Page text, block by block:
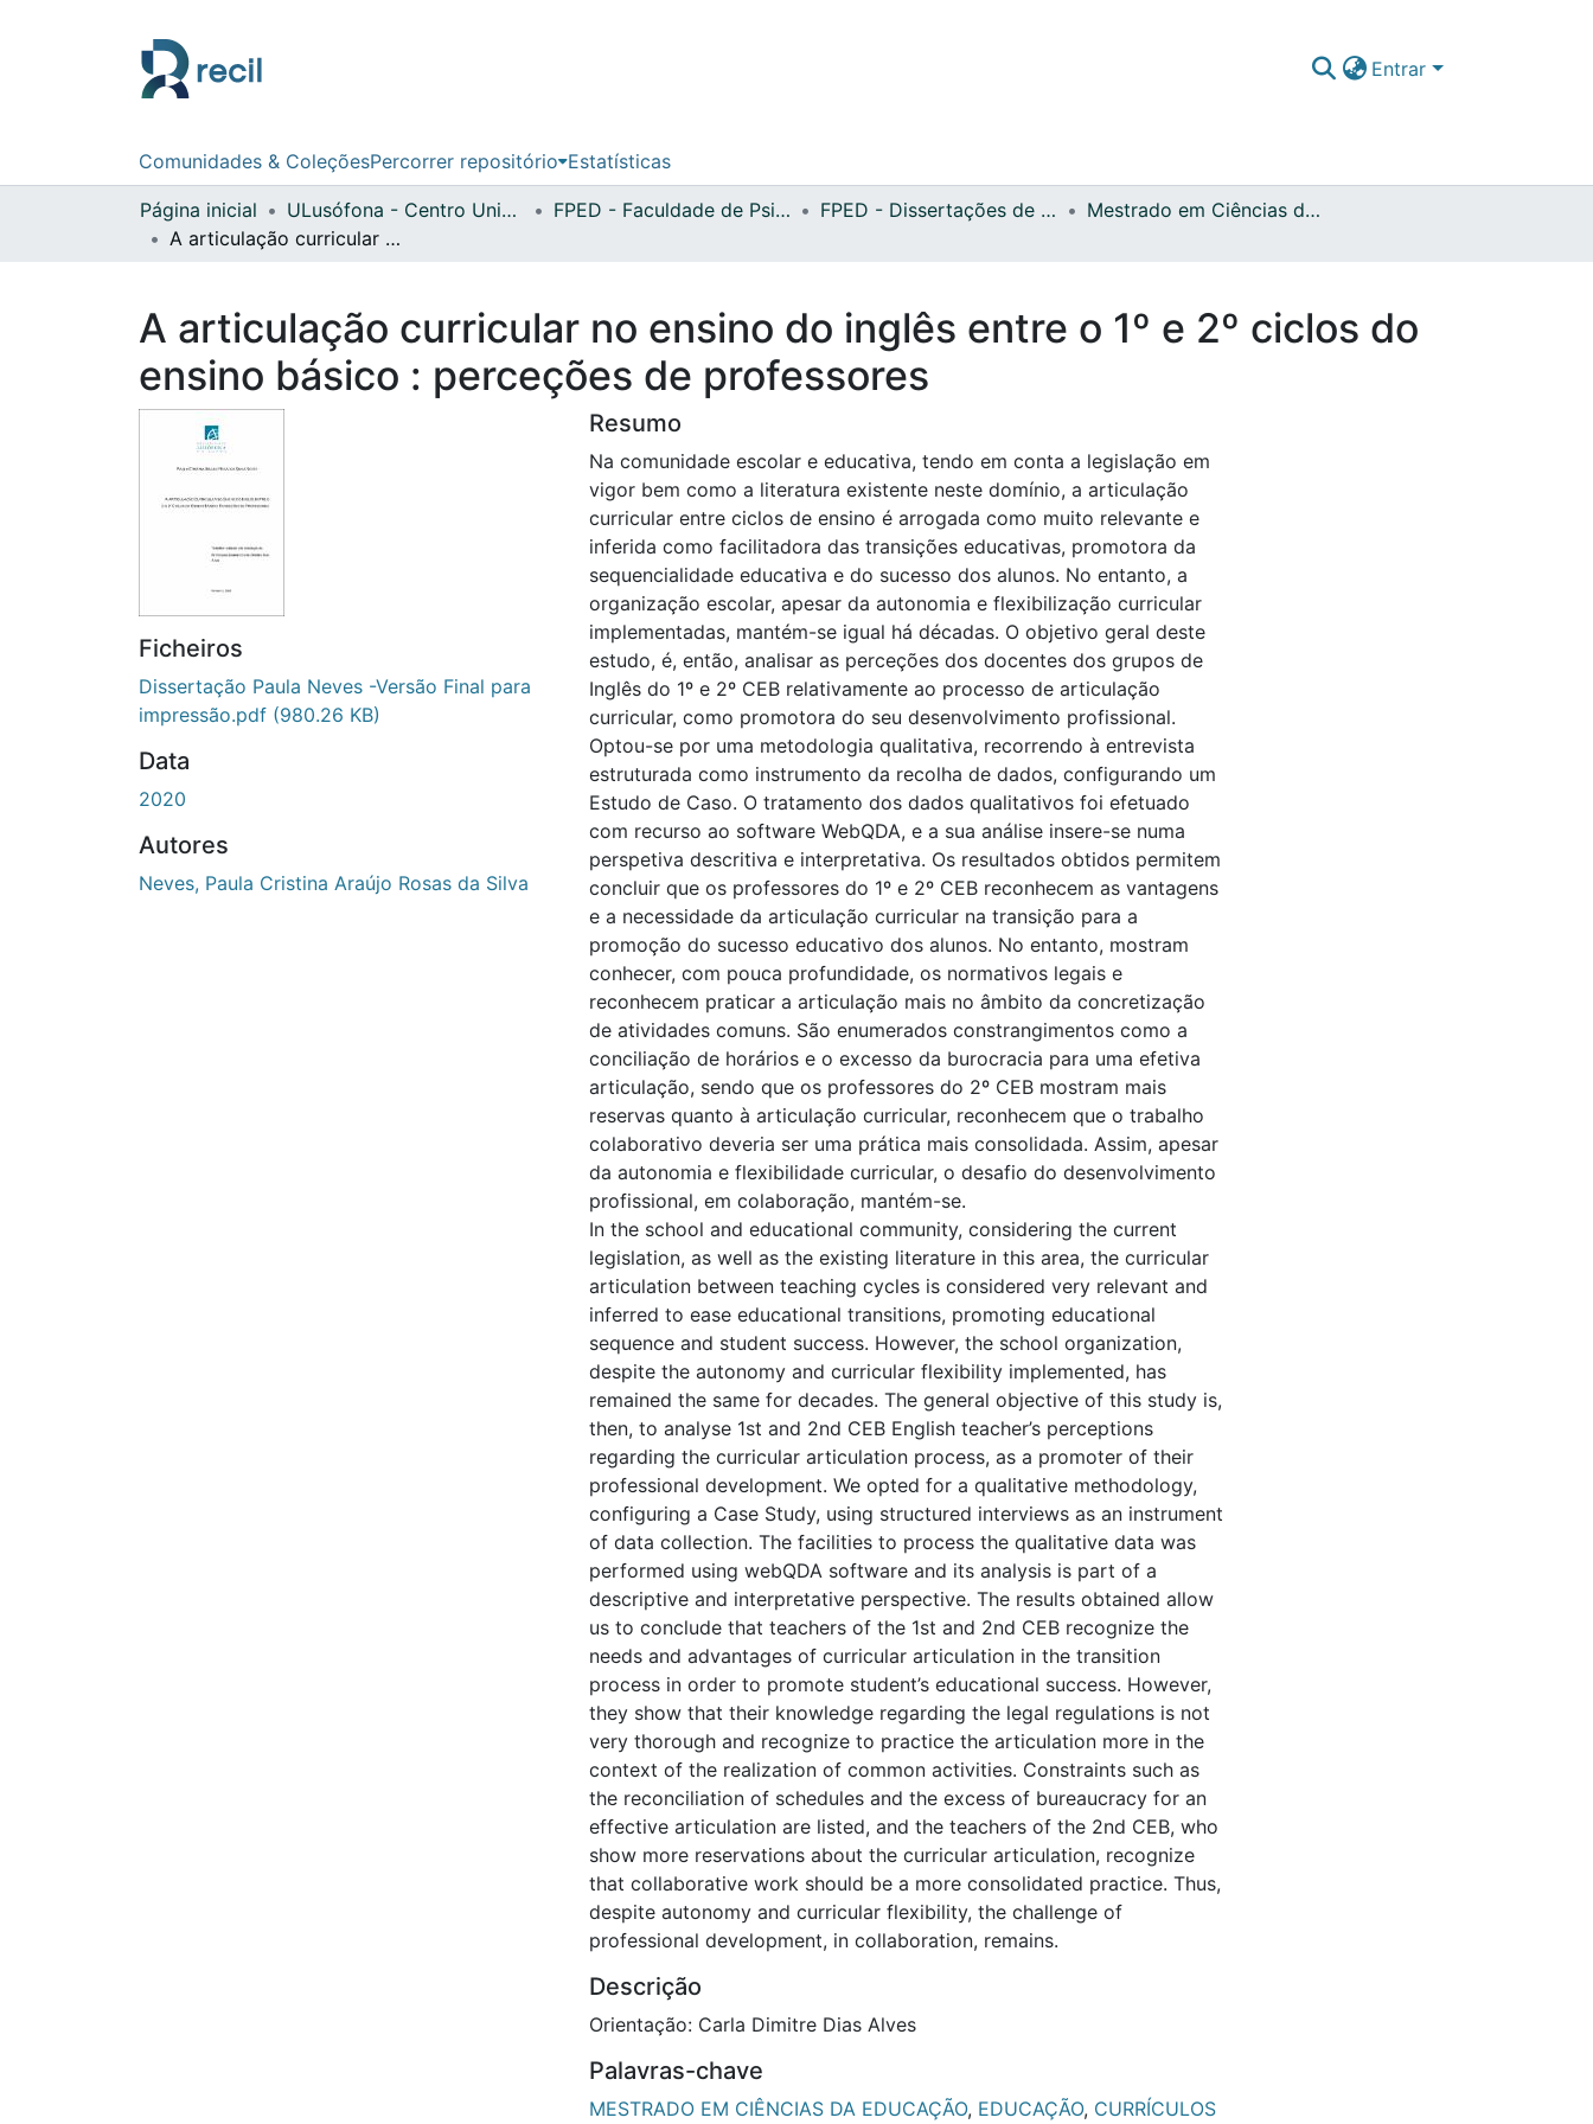
Entrar
Comunidades & ColeçõesPercorrer repositório Estatísticas
Página inicial ULusófona - Centro Universitário do Porto FPED - Faculdade de Psicologia, Educação e Desporto FPED - Dissertações de Mestrado
Mestrado em Ciências da Educação
A articulação curricular no ensino do inglês entre o 1º e 2º ciclos do ensino básico : perceções de professores
A articulação curricular no ensino do inglês entre o 1º e 2º ciclos do
ensino básico : perceções de professores
Ficheiros
Dissertação Paula Neves -Versão Final para
impressão.pdf (980.26 KB)
Data
2020
Autores
Neves, Paula Cristina Araújo Rosas da Silva
Resumo
Na comunidade escolar e educativa, tendo em conta a legislação em
vigor bem como a literatura existente neste domínio, a articulação
curricular entre ciclos de ensino é arrogada como muito relevante e
inferida como facilitadora das transições educativas, promotora da
sequencialidade educativa e do sucesso dos alunos. No entanto, a
organização escolar, apesar da autonomia e flexibilização curricular
implementadas, mantém-se igual há décadas. O objetivo geral deste
estudo, é, então, analisar as perceções dos docentes dos grupos de
Inglês do 1º e 2º CEB relativamente ao processo de articulação
curricular, como promotora do seu desenvolvimento profissional.
Optou-se por uma metodologia qualitativa, recorrendo à entrevista
estruturada como instrumento da recolha de dados, configurando um
Estudo de Caso. O tratamento dos dados qualitativos foi efetuado
com recurso ao software WebQDA, e a sua análise insere-se numa
perspetiva descritiva e interpretativa. Os resultados obtidos permitem
concluir que os professores do 1º e 2º CEB reconhecem as vantagens
e a necessidade da articulação curricular na transição para a
promoção do sucesso educativo dos alunos. No entanto, mostram
conhecer, com pouca profundidade, os normativos legais e
reconhecem praticar a articulação mais no âmbito da concretização
de atividades comuns. São enumerados constrangimentos como a
conciliação de horários e o excesso da burocracia para uma efetiva
articulação, sendo que os professores do 2º CEB mostram mais
reservas quanto à articulação curricular, reconhecem que o trabalho
colaborativo deveria ser uma prática mais consolidada. Assim, apesar
da autonomia e flexibilidade curricular, o desafio do desenvolvimento
profissional, em colaboração, mantém-se.
In the school and educational community, considering the current
legislation, as well as the existing literature in this area, the curricular
articulation between teaching cycles is considered very relevant and
inferred to ease educational transitions, promoting educational
sequence and student success. However, the school organization,
despite the autonomy and curricular flexibility implemented, has
remained the same for decades. The general objective of this study is,
then, to analyse 1st and 2nd CEB English teacher’s perceptions
regarding the curricular articulation process, as a promoter of their
professional development. We opted for a qualitative methodology,
configuring a Case Study, using structured interviews as an instrument
of data collection. The facilities to process the qualitative data was
performed using webQDA software and its analysis is part of a
descriptive and interpretative perspective. The results obtained allow
us to conclude that teachers of the 1st and 2nd CEB recognize the
needs and advantages of curricular articulation in the transition
process in order to promote student’s educational success. However,
they show that their knowledge regarding the legal regulations is not
very thorough and recognize to practice the articulation more in the
context of the realization of common activities. Constraints such as
the reconciliation of schedules and the excess of bureaucracy for an
effective articulation are listed, and the teachers of the 2nd CEB, who
show more reservations about the curricular articulation, recognize
that collaborative work should be a more consolidated practice. Thus,
despite autonomy and curricular flexibility, the challenge of
professional development, in collaboration, remains.
Descrição
Orientação: Carla Dimitre Dias Alves
Palavras-chave
MESTRADO EM CIÊNCIAS DA EDUCAÇÃO, EDUCAÇÃO, CURRÍCULOS